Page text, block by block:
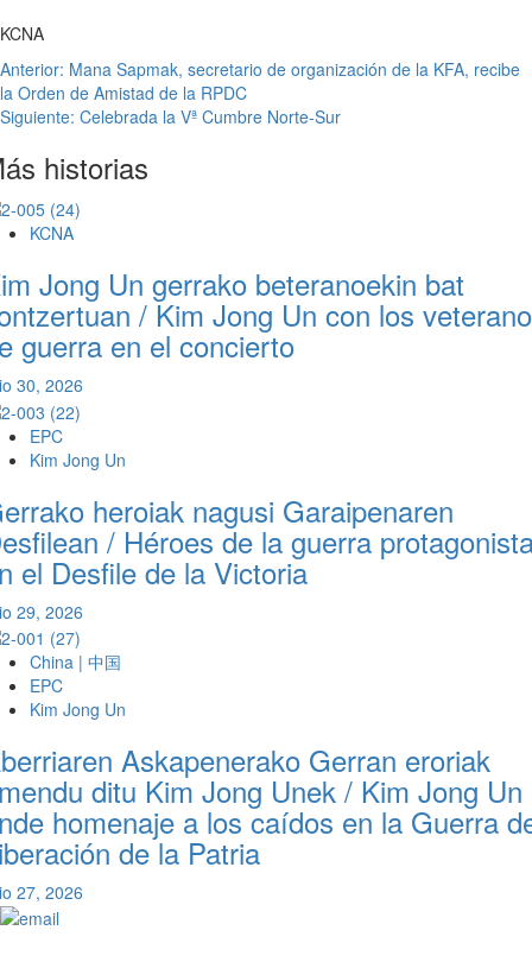
KCNA
Navegación
de
entradas
Anterior: Mana Sapmak, secretario de organización de la KFA, recibe
la Orden de Amistad de la RPDC
Siguiente: Celebrada la Vª Cumbre Norte-Sur
historias
KCNA
Jong Un gerrako beteranoekin bat
/ Kim Jong Un con los
guerra en el concierto
30, 2026
EPC
Kim Jong Un
heroiak nagusi Garaipenaren
/ Héroes de la guerra
el Desfile de la Victoria
29, 2026
China | 中国
EPC
Kim Jong Un
Askapenerako Gerran eroriak
ditu Kim Jong Unek / Kim Jong Un
homenaje a los caídos en la Guerra
de la Patria
27, 2026